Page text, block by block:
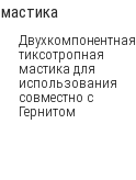
мастика
Двухкомпонентная
тиксотропная
мастика для
использования
совместно с
Гернитом